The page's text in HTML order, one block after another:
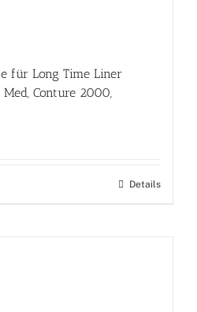
für Long Time Liner
Conture 2000,
Details